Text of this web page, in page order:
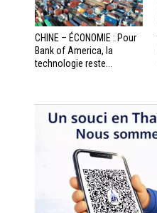
CHINE – ÉCONOMIE : Pour
Bank of America, la
technologie reste...